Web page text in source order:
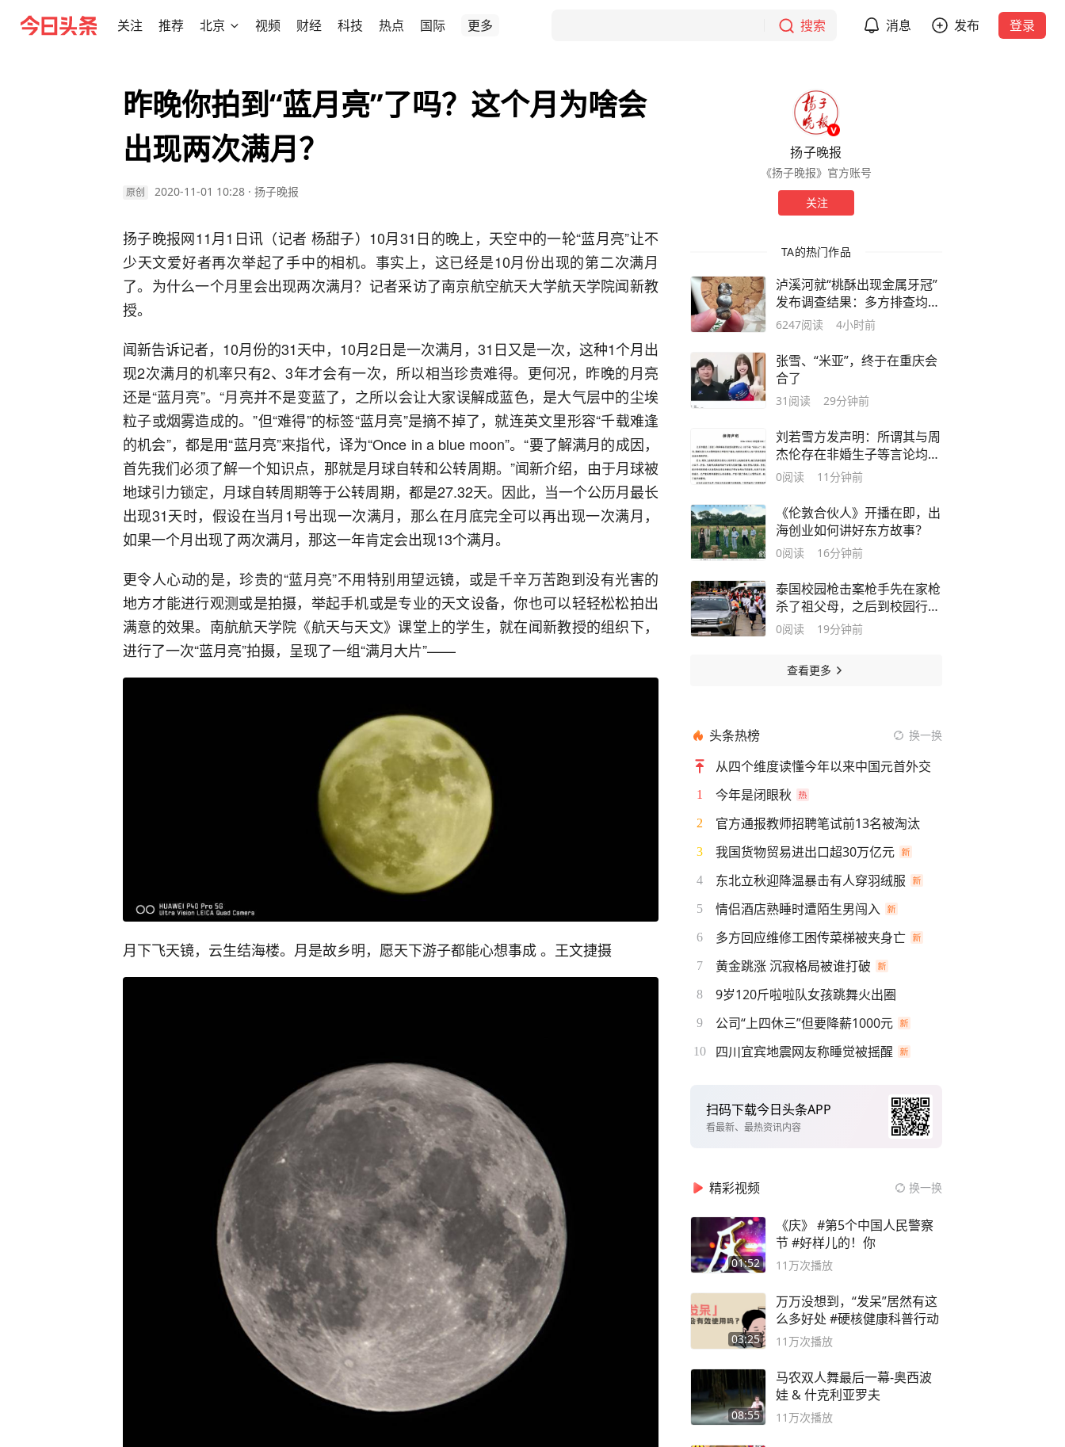
关注 推荐 北京 视频 财经 科技 热点 国际 更多 搜索 消息 发布 登录
昨晚你拍到“蓝月亮”了吗？这个月为啥会
出现两次满月？
原创 2020-11-01 10:28 · 扬子晚报
扬子晚报网11月1日讯（记者 杨甜子）10月31日的晚上，天空中的一轮“蓝月亮”让不
少天文爱好者再次举起了手中的相机。事实上，这已经是10月份出现的第二次满月
了。为什么一个月里会出现两次满月？记者采访了南京航空航天大学航天学院闻新教
授。
闻新告诉记者，10月份的31天中，10月2日是一次满月，31日又是一次，这种1个月出
现2次满月的机率只有2、3年才会有一次，所以相当珍贵难得。更何况，昨晚的月亮
还是“蓝月亮”。“月亮并不是变蓝了，之所以会让大家误解成蓝色，是大气层中的尘埃
粒子或烟雾造成的。”但“难得”的标签“蓝月亮”是摘不掉了，就连英文里形容“千载难逢
的机会”，都是用“蓝月亮”来指代，译为“Once in a blue moon”。“要了解满月的成因，
首先我们必须了解一个知识点，那就是月球自转和公转周期。”闻新介绍，由于月球被
地球引力锁定，月球自转周期等于公转周期，都是27.32天。因此，当一个公历月最长
出现31天时，假设在当月1号出现一次满月，那么在月底完全可以再出现一次满月，
如果一个月出现了两次满月，那这一年肯定会出现13个满月。
更令人心动的是，珍贵的“蓝月亮”不用特别用望远镜，或是千辛万苦跑到没有光害的
地方才能进行观测或是拍摄，举起手机或是专业的天文设备，你也可以轻轻松松拍出
满意的效果。南航航天学院《航天与天文》课堂上的学生，就在闻新教授的组织下，
进行了一次“蓝月亮”拍摄，呈现了一组“满月大片”——
月下飞天镜，云生结海楼。月是故乡明，愿天下游子都能心想事成 。王文捷摄
扬子晚报
《扬子晚报》官方账号
关注
TA的热门作品
泸溪河就“桃酥出现金属牙冠”
发布调查结果：多方排查均排
除金属牙冠异物混入桃酥的可
况不实，已删除并致歉
6247阅读 4小时前
张雪、“米亚”，终于在重庆会
合了
31 阅读 29分钟前
刘若雪方发声明：所谓其与周
杰伦存在非婚生子等言论均为
不实信息，对恶意捏造、散布
0阅读 11分钟前
《伦敦合伙人》开播在即，出
海创业如何讲好东方故事？
0阅读 16分钟前
泰国校园枪击案枪手先在家枪
杀了祖父母，之后到校园行
凶，警方称枪手饮弹自尽前开
0阅读 19分钟前
查看更多
头条热榜 换一换
从四个维度读懂今年以来中国元首外交
1 今年是闭眼秋
2 官方通报教师招聘笔试前13名被淘汰
3 我国货物贸易进出口超30万亿元
4 东北立秋迎降温暴击有人穿羽绒服
5 情侣酒店熟睡时遭陌生男闯入
6 多方回应维修工困传菜梯被夹身亡
7 黄金跳涨 沉寂格局被谁打破
8 9岁120斤啦啦队女孩跳舞火出圈
9 公司“上四休三”但要降薪1000元
10 四川宜宾地震网友称睡觉被摇醒
扫码下载今日头条APP
看最新、最热资讯内容
精彩视频 换一换
01:52
《庆》 #第5个中国人民警察
节 #好样儿的！你
11万次播放
03:25
万万没想到，“发呆”居然有这
么多好处 #硬核健康科普行动
11万次播放
08:55
马农双人舞最后一幕-奥西波
娃 & 什克利亚罗夫
11万次播放